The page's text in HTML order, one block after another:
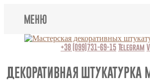
МЕНЮ
Lincrusta
Виды штукатурок
+38 (099)731-69-15Telegram
ДЕКОРАТИВНАЯ ШТУКАТУРКА